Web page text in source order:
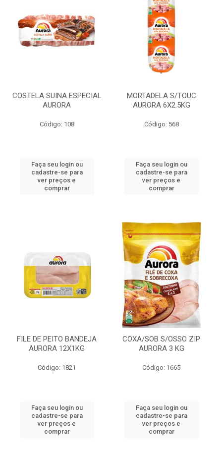
COSTELA SUINA ESPECIAL
AURORA
Código: 108
Faça seu login ou
cadastre-se para
ver preços e
comprar
MORTADELA S/TOUC
AURORA 6X2.5KG
Código: 568
Faça seu login ou
cadastre-se para
ver preços e
comprar
FILE DE PEITO BANDEJA
AURORA 12X1KG
Código: 1821
Faça seu login ou
cadastre-se para
ver preços e
comprar
COXA/SOB S/OSSO ZIP
AURORA 3 KG
Código: 1665
Faça seu login ou
cadastre-se para
ver preços e
comprar